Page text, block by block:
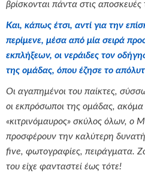
βρίσκονται πάντα στις αποσκευές
Και, κάπως έτσι, αντί για την
περίμενε, μέσα από μία σειρά
εκπλήξεων, οι νεράιδες τον
της ομάδας, όπου έζησε το
Οι αγαπημένοι του παίκτες,
οι εκπρόσωποι της ομάδας,
«κιτρινόμαυρος» σκύλος όλων, ο
προσφέρουν την καλύτερη δυνατή
five, φωτογραφίες, πειράγματα.
του είχε φανταστεί έως τότε!